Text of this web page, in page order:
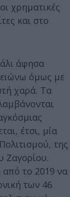
χρηματικές
και στο
άφησα
όμως με
χαρά. Τα
έτσι, μία
της
Ζαγορίου.
το 2019 να
των 46